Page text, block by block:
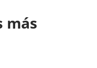
más